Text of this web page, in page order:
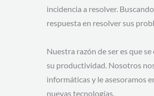
incidencia a resolver.
respuesta en resolver sus
Nuestra razón de ser es que
su productividad. Nosotros
informáticas y le asesoramos
nuevas tecnologías.